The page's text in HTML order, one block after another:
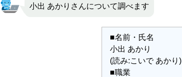
小出 あかりさんについて調べます
■名前・氏名
小出 あかり
(読み:こいで あかり)
■職業